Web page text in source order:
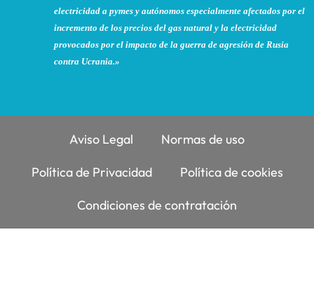
electricidad a pymes y autónomos especialmente afectados por el
incremento de los precios del gas natural y la electricidad
provocados por el impacto de la guerra de agresión de Rusia
contra Ucrania.»
Aviso Legal Normas de uso
Política de Privacidad Política de cookies
Condiciones de contratación